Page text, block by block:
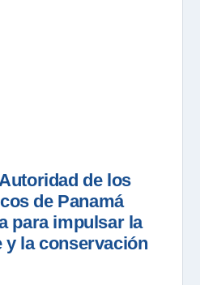
de los
de Panamá
para impulsar la
y la conservación